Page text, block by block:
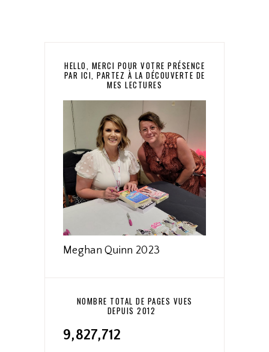
HELLO, MERCI POUR VOTRE PRÉSENCE
PAR ICI, PARTEZ À LA DÉCOUVERTE DE
MES LECTURES
Meghan Quinn 2023
NOMBRE TOTAL DE PAGES VUES
DEPUIS 2012
9,827,712